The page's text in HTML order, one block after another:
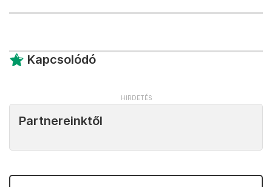
Kapcsolódó
Partnereinktől